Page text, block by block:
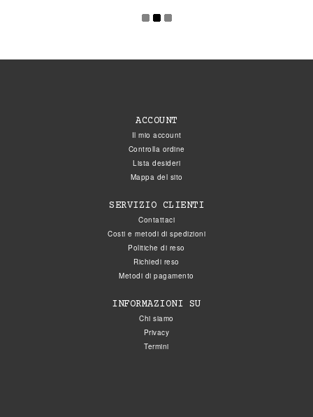
ACCOUNT
Il mio account
Controlla ordine
Lista desideri
Mappa del sito
SERVIZIO CLIENTI
Contattaci
Costi e metodi di spedizioni
Politiche di reso
Richiedi reso
Metodi di pagamento
INFORMAZIONI SU
Chi siamo
Privacy
Termini